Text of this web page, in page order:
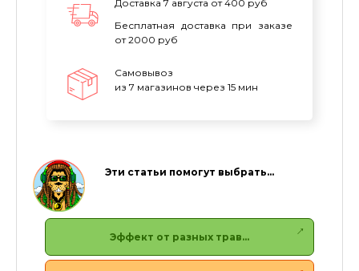
Доставка 7 августа от 400 руб
Бесплатная доставка при заказе
от 2000 руб
Самовывоз
из 7 магазинов через 15 мин
Эти статьи помогут выбрать…
Эффект от разных трав…